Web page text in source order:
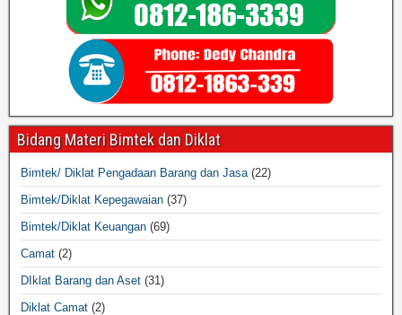
Bidang Materi Bimtek dan Diklat
Bimtek/ Diklat Pengadaan Barang dan Jasa(22)
Bimtek/Diklat Kepegawaian (37)
Bimtek/Diklat Keuangan (69)
Camat (2)
DIklat Barang dan Aset (31)
Diklat Camat (2)